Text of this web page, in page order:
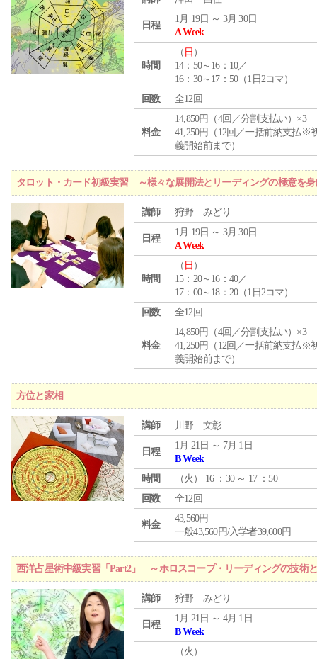
日程
1月 19日 ～ 3月 30日
A Week
時間
（ 日 ）
14：50～16：10／
16：30～17：50（1日2コマ）
回数
全12回
料金
14,850円（4回／分割支払い）×3
41,250円（12回／一括前納支払※
義開始前まで）
タロット・カード初級実習 ～様々な展開法とリーディングの極意を身
講師 狩野 みどり
日程
1月 19日 ～ 3月 30日
A Week
時間
（ 日 ）
15：20～16：40／
17：00～18：20（1日2コマ）
回数
全12回
料金
14,850円（4回／分割支払い）×3
41,250円（12回／一括前納支払※
義開始前まで）
方位と家相
講師 川野 文彰
日程
1月 21日 ～ 7月 1日
B Week
時間
（火 ） 16 ：30 ～ 17 ：50
回数
全12回
料金
43,560円
一般43,560円/入学者39,600円
西洋占星術中級実習「Part2」 ～ホロスコープ・リーディングの技術
講師 狩野 みどり
日程
1月 21日 ～ 4月 1日
B Week
（火 ）